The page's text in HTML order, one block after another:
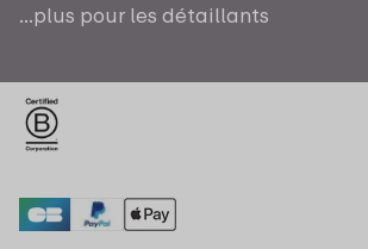
...plus pour les détaillants